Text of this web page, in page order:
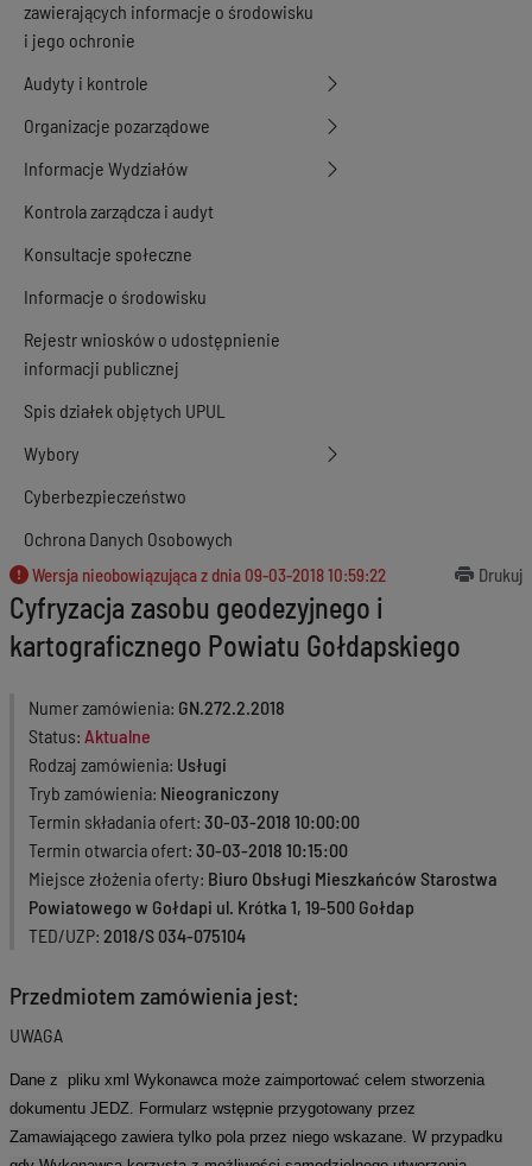
zawierających informacje o środowisku
i jego ochronie
Audyty i kontrole
Organizacje pozarządowe
Informacje Wydziałów
Kontrola zarządcza i audyt
Konsultacje społeczne
Informacje o środowisku
Rejestr wniosków o udostępnienie
informacji publicznej
Spis działek objętych UPUL
Wybory
Cyberbezpieczeństwo
Ochrona Danych Osobowych
Wersja nieobowiązująca z dnia 09-03-2018 10:59:22 Drukuj
Cyfryzacja zasobu geodezyjnego i
kartograficznego Powiatu Gołdapskiego
Numer zamówienia GN.272.2.2018
Status Aktualne
Rodzaj zamówienia Usługi
Tryb zamówienia Nieograniczony
Termin składania ofert 30-03-2018 10:00:00
Termin otwarcia ofert 30-03-2018 10:15:00
Miejsce złożenia oferty Biuro Obsługi Mieszkańców Starostwa
Powiatowego w Gołdapi ul. Krótka 1, 19-500 Gołdap
TED/UZP 2018/S 034-075104
Przedmiotem zamówienia jest:
UWAGA
Dane z pliku xml Wykonawca może zaimportować celem stworzenia
dokumentu JEDZ. Formularz wstępnie przygotowany przez
Zamawiającego zawiera tylko pola przez niego wskazane. W przypadku